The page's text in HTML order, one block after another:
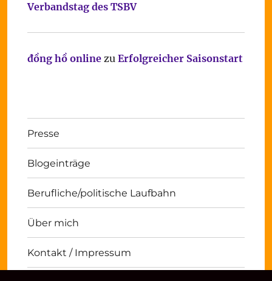
Verbandstag des TSBV
đồng hồ onlinezu Erfolgreicher Saisonstart
Presse
Blogeinträge
Berufliche/politische Laufbahn
Über mich
Kontakt / Impressum